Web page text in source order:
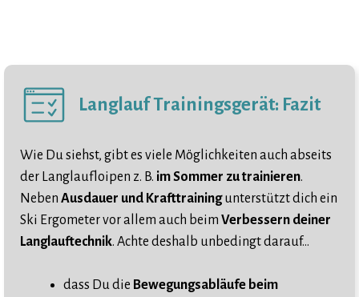
Langlauf Trainingsgerät: Fazit
Wie Du siehst, gibt es viele Möglichkeiten auch abseits
der Langlaufloipen z. B. im Sommer zu trainieren.
Neben Ausdauer und Krafttrainingunterstützt dich ein
Ski Ergometer vor allem auch beim Verbessern deiner
Langlauftechnik. Achte deshalb unbedingt darauf…
dass Du die Bewegungsabläufe beim